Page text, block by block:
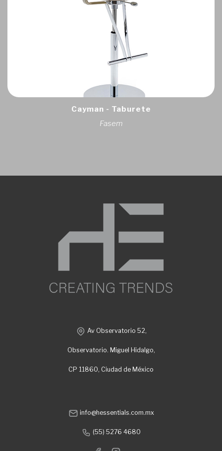
Cayman - Taburete
Fasem
Av Observatorio 52,
Observatorio. Miguel Hidalgo,
CP 11860, Ciudad de México
info@hessentials.com.mx
(55) 5276 4680